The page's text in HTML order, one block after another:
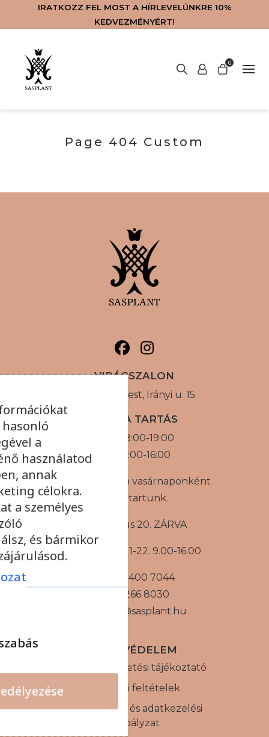
IRATKOZZ FEL MOST A HÍRLEVELÜNKRE 10%
KEDVEZMÉNYÉRT!
WEBSHOP
VIRÁGKÜLDÉS
LAKÁSKIEGÉSZÍTŐK
SZOLGÁLTATÁSOK
KAPCSOLAT
0
Page 404 Custom
VIRÁGSZALON
1056 Budapest, Irányi u. 15.
NYITVA TARTÁS
H-P: 08:00-19:00
SZ: 09:00-16:00
Augusztusban vasárnaponként
zárva tartunk.
Augusztus 20. ZÁRVA
Augusztus 21-22. 9.00-16.00
+36 30 400 7044
+36 1 266 8030
sasplant@sasplant.hu
ADATVÉDELEM
Internetes fizetési tájékoztató
Szállítási feltételek
Adatvédelmi és adatkezelési
szabályzat
a
használatod
annak
célokra.
a személyes
és bármikor